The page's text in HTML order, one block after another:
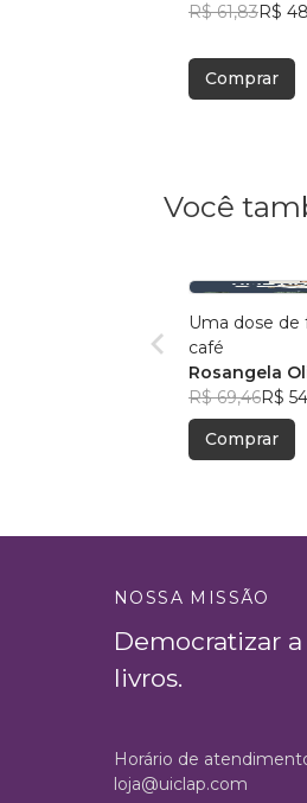
R$ 61,83R$
Comprar
Você
Uma dose de
café
Rosangela
R$ 69,46R$
Comprar
NOSSA MISSÃO
Democratizar
livros.
Horário de
loja@uiclap.com